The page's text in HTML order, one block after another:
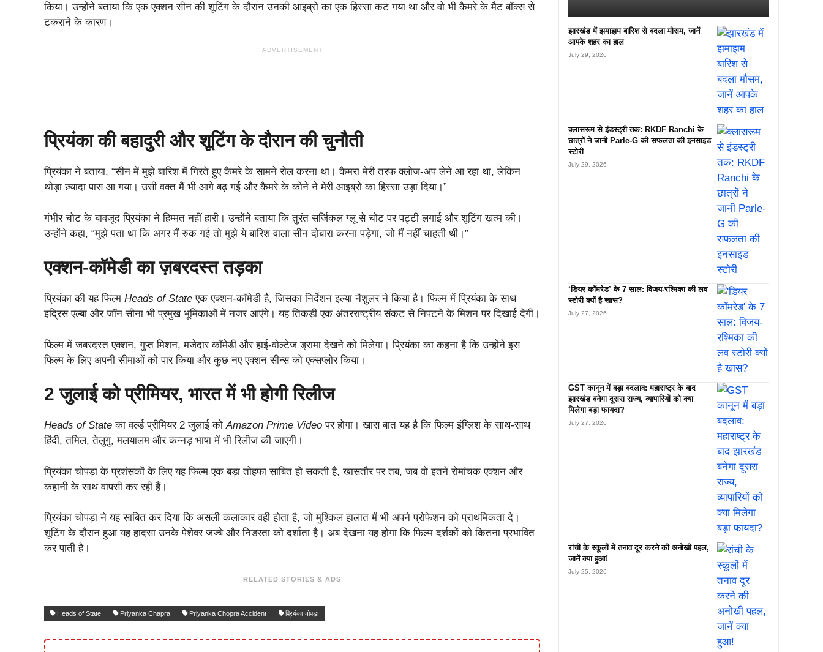
किया। उन्होंने बताया कि एक एक्शन सीन की शूटिंग के दौरान उनकी आइब्रो का एक हिस्सा कट गया था और वो भी कैमरे के मैट बॉक्स से
टकराने के कारण।
ADVERTISEMENT
प्रियंका की बहादुरी और शूटिंग के दौरान की चुनौती
प्रियंका ने बताया, “सीन में मुझे बारिश में गिरते हुए कैमरे के सामने रोल करना था। कैमरा मेरी तरफ क्लोज-अप लेने आ रहा था, लेकिन
थोड़ा ज़्यादा पास आ गया। उसी वक्त मैं भी आगे बढ़ गई और कैमरे के कोने ने मेरी आइब्रो का हिस्सा उड़ा दिया।”
गंभीर चोट के बावजूद प्रियंका ने हिम्मत नहीं हारी। उन्होंने बताया कि तुरंत सर्जिकल ग्लू से चोट पर पट्टी लगाई और शूटिंग खत्म की।
उन्होंने कहा, “मुझे पता था कि अगर मैं रुक गई तो मुझे ये बारिश वाला सीन दोबारा करना पड़ेगा, जो मैं नहीं चाहती थी।”
एक्शन-कॉमेडी का ज़बरदस्त तड़का
प्रियंका की यह फिल्म Heads of State एक एक्शन-कॉमेडी है, जिसका निर्देशन इल्या नैशुलर ने किया है। फिल्म में प्रियंका के साथ
इद्रिस एल्बा और जॉन सीना भी प्रमुख भूमिकाओं में नजर आएंगे। यह तिकड़ी एक अंतरराष्ट्रीय संकट से निपटने के मिशन पर दिखाई देगी।
फिल्म में जबरदस्त एक्शन, गुप्त मिशन, मजेदार कॉमेडी और हाई-वोल्टेज ड्रामा देखने को मिलेगा। प्रियंका का कहना है कि उन्होंने इस
फिल्म के लिए अपनी सीमाओं को पार किया और कुछ नए एक्शन सीन्स को एक्सप्लोर किया।
2 जुलाई को प्रीमियर, भारत में भी होगी रिलीज
Heads of State का वर्ल्ड प्रीमियर 2 जुलाई कोAmazon Prime Video पर होगा। खास बात यह है कि फिल्म इंग्लिश के साथ-साथ
हिंदी, तमिल, तेलुगु, मलयालम और कन्नड़ भाषा में भी रिलीज की जाएगी।
प्रियंका चोपड़ा के प्रशंसकों के लिए यह फिल्म एक बड़ा तोहफा साबित हो सकती है, खासतौर पर तब, जब वो इतने रोमांचक एक्शन और
कहानी के साथ वापसी कर रही हैं।
प्रियंका चोपड़ा ने यह साबित कर दिया कि असली कलाकार वही होता है, जो मुश्किल हालात में भी अपने प्रोफेशन को प्राथमिकता दे।
शूटिंग के दौरान हुआ यह हादसा उनके पेशेवर जज्बे और निडरता को दर्शाता है। अब देखना यह होगा कि फिल्म दर्शकों को कितना प्रभावित
कर पाती है।
RELATED STORIES & ADS
Heads of State Priyanka Chapra Priyanka Chopra Accident प्रियंका चोपड़ा
झारखंड में झमाझम बारिश से बदला मौसम, जानें
आपके शहर का हाल
July 29, 2026
क्लासरूम से इंडस्ट्री तक: RKDF Ranchi के
छात्रों ने जानी Parle-G की सफलता की इनसाइड
स्टोरी
July 29, 2026
‘डियर कॉमरेड’ के 7 साल: विजय-रश्मिका की लव
स्टोरी क्यों है खास?
July 27, 2026
GST कानून में बड़ा बदलाव: महाराष्ट्र के बाद
झारखंड बनेगा दूसरा राज्य, व्यापारियों को क्या
मिलेगा बड़ा फायदा?
July 27, 2026
रांची के स्कूलों में तनाव दूर करने की अनोखी पहल,
जानें क्या हुआ!
July 25, 2026